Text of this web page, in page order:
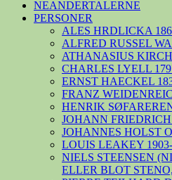
NEANDERTALERNE
PERSONER
ALES HRDLICKA
ALFRED RUSSEL
ATHANASIUS
CHARLES LYELL
ERNST HAECKEL
FRANZ
HENRIK
JOHANN
JOHANNES HOLST
LOUIS LEAKEY
NIELS STEENSEN
ELLER BLOT